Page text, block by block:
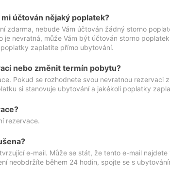
účtován nějaký poplatek?
zdarma, nebude Vám účtován žádný storno
je nevratná, může Vám být účtován storno
zaplatíte přímo ubytování.
nebo změnit termín pobytu?
Pokud se rozhodnete svou nevratnou rezervaci
si stanovuje ubytování a jakékoli poplatky
rezervace.
e-mail. Může se stát, že tento e-mail
neobdržíte během 24 hodin, spojte se s